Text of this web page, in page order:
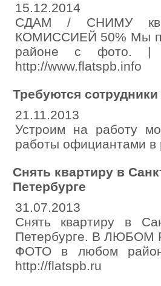
15.12.2014
СДАМ / СНИМУ
КОМИССИЕЙ 50% Мы
районе с фото. |
http://www.flatspb.info
Требуются
21.11.2013
Устроим на работу
работы официантами в
Снять квартиру в
Петербурге
31.07.2013
Снять квартиру в
Петербурге. В
ФОТО в любом
http://flatspb.ru